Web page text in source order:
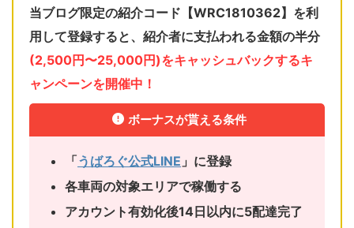
当ブログ限定の紹介コード【WRC1810362】を利
用して登録すると、 紹介者に支払われる金額の半分
(2,500円〜25,000円)をキャッシュバックするキ
ャンペーンを開催中！
ボーナスが貰える条件
「うばろぐ公式LINE 」に登録
各車両の対象エリアで稼働する
アカウント有効化後14日以内に5配達完了